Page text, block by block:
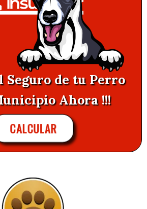
Seguro de tu Perro
Ahora !!!
CALCULAR